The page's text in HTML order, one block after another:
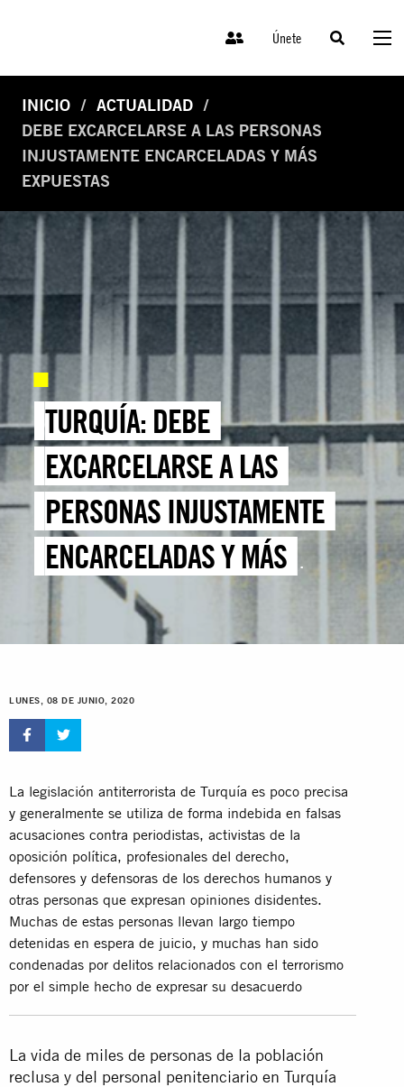
Únete
INICIO
ACTUALIDAD
DEBE EXCARCELARSE A LAS PERSONAS
INJUSTAMENTE ENCARCELADAS Y MÁS
EXPUESTAS
TURQUÍA: DEBE
EXCARCELARSE A LAS
PERSONAS INJUSTAMENTE
ENCARCELADAS Y MÁS
EXPUESTAS
LUNES, 08 DE JUNIO, 2020
La legislación antiterrorista de Turquía es poco precisa
y generalmente se utiliza de forma indebida en falsas
acusaciones contra periodistas, activistas de la
oposición política, profesionales del derecho,
defensores y defensoras de los derechos humanos y
otras personas que expresan opiniones disidentes.
Muchas de estas personas llevan largo tiempo
detenidas en espera de juicio, y muchas han sido
condenadas por delitos relacionados con el terrorismo
por el simple hecho de expresar su desacuerdo
La vida de miles de personas de la población
reclusa y del personal penitenciario en Turquía